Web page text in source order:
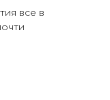
все в